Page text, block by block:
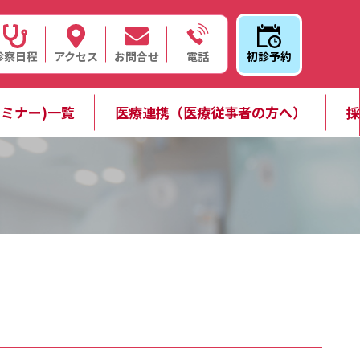
初診予約
察日程 アクセス お問合せ 電話
ナー)一覧 医療連携（医療従事者の方へ）